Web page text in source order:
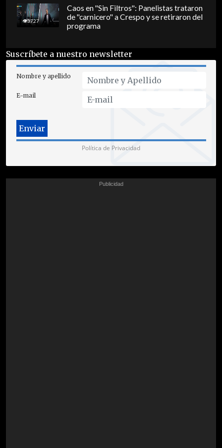
3727
Caos en "Sin Filtros": Panelistas trataron
de "carnicero" a Crespo y se retiraron del
programa
Suscríbete a nuestro newsletter
Nombre y apellido
E-mail
Política de Privacidad